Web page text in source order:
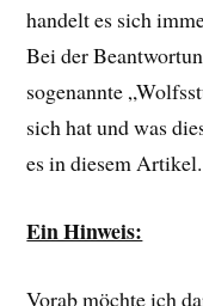
handelt es sich
Bei der
sogenannte
sich hat und was
es in diesem Artikel.
Ein Hinweis:
Vorab möchte ich